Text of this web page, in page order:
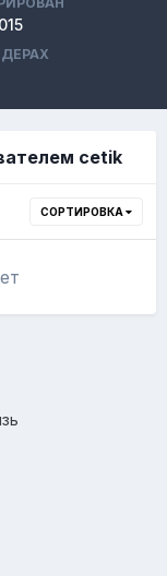
cetik
СОРТИРОВКА